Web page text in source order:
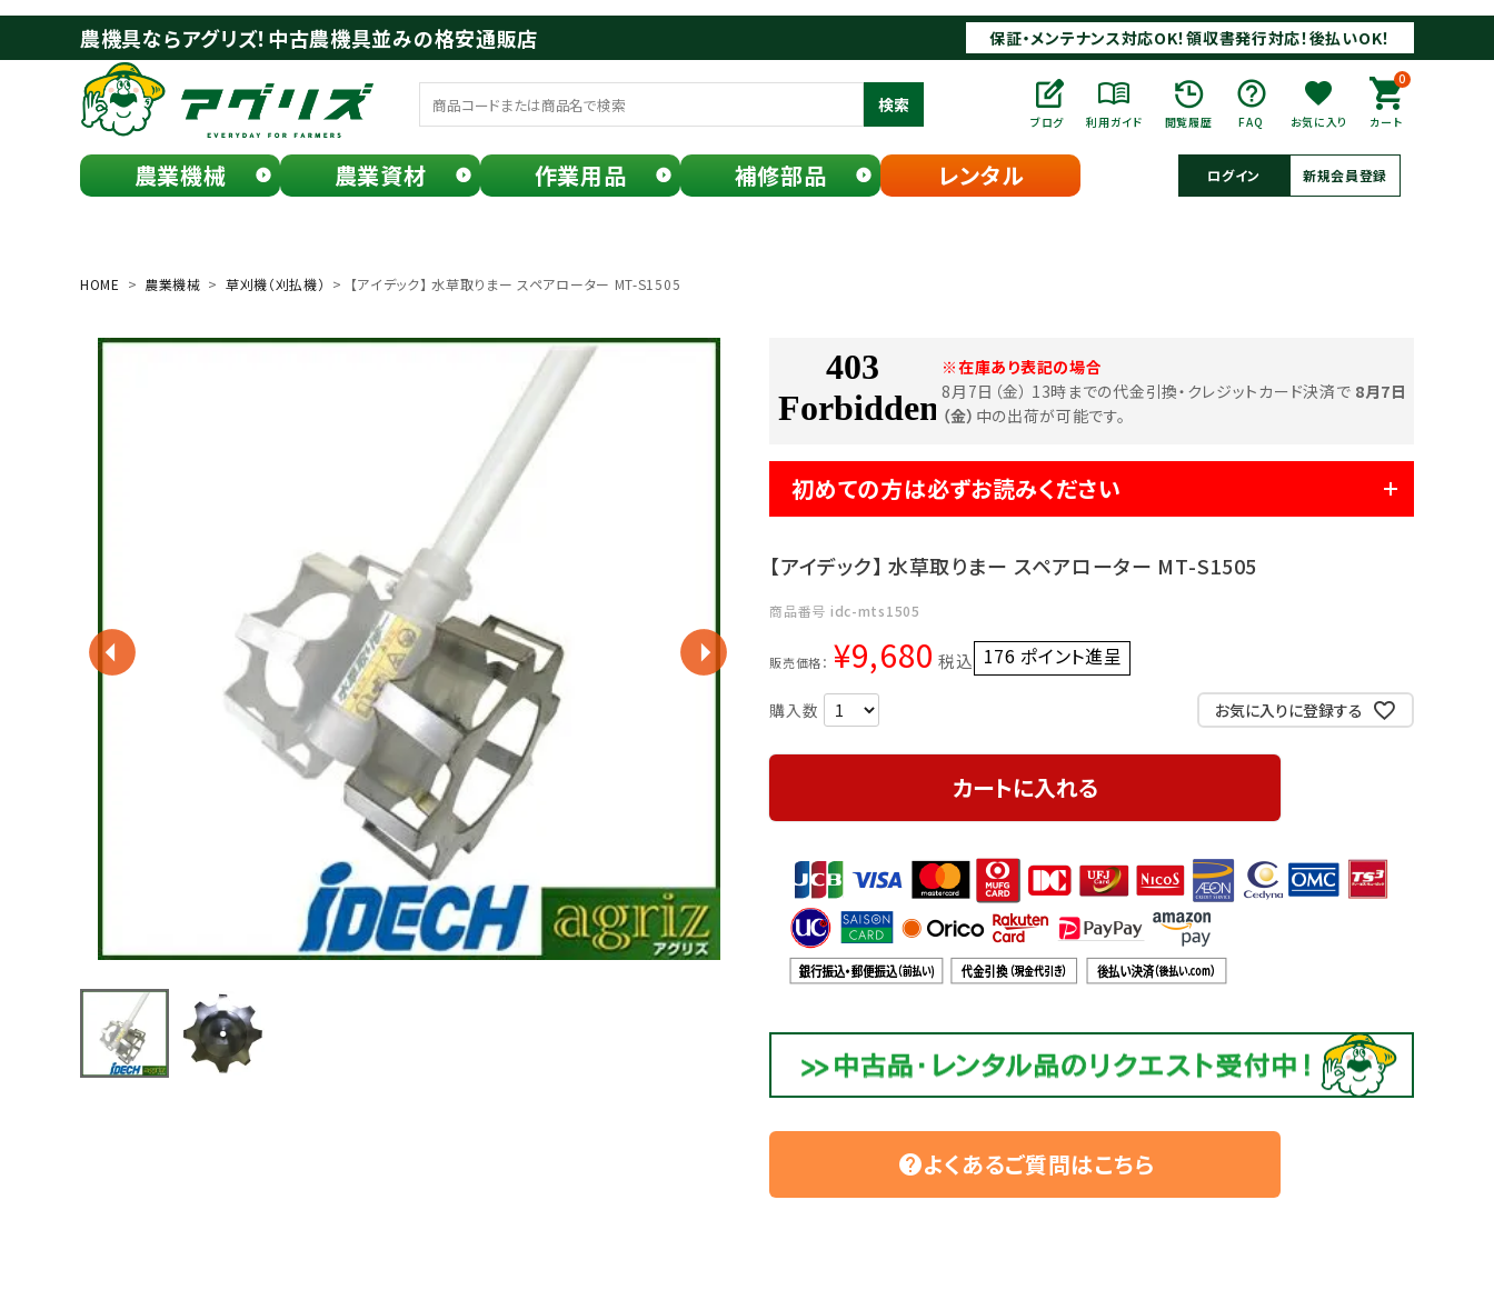
農機具ならアグリズ！中古農機具並みの格安通販店 保証・メンテナンス対応OK！領収書発行対応！後払いOK！
検索
ブログ 利用ガイド 閲覧履歴 FAQ お気に入り
0
カート
農業機械 農業資材 作業用品 補修部品 レンタル ログイン 新規会員登録
search
HOME 農業機械 草刈機（刈払機） 【アイデック】 水草取りまー スペアローター MT-S1505
※在庫あり表記の場合
8月7日（金） 13時までの代金引換・クレジットカード決済で 8月7日
（金） 中の出荷が可能です。
初めての方は必ずお読みください
【アイデック】 水草取りまー スペアローター MT-S1505
商品番号 idc-mts1505
販売価格： ¥9,680 税込 176 ポイント進呈 ]
お気に入りに登録する
カートに入れる
helpよくあるご質問はこちら